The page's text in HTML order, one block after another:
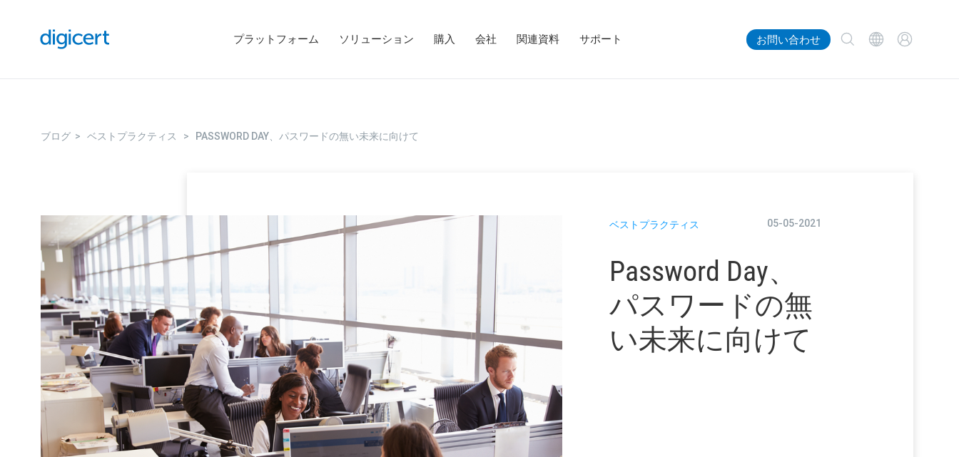
プラットフォーム ソリューション 購入 会社 関連資料 サポート お問い合わせ
ブログ > ベストプラクティス > PASSWORD DAY、パスワードの無い未来に向けて
ベストプラクティス 05-05-2021
Password Day、
パスワードの無
い未来に向けて